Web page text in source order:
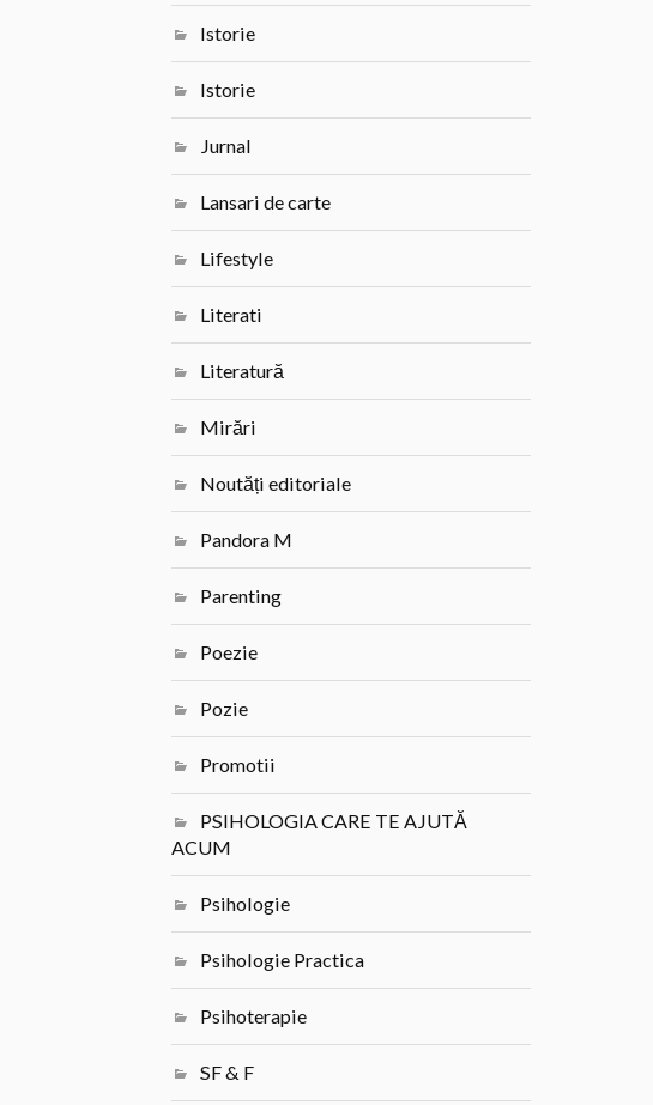
Istorie
Istorie
Jurnal
Lansari de carte
Lifestyle
Literati
Literatură
Mirări
Noutăți editoriale
Pandora M
Parenting
Poezie
Pozie
Promotii
PSIHOLOGIA CARE TE AJUTĂ
ACUM
Psihologie
Psihologie Practica
Psihoterapie
SF & F